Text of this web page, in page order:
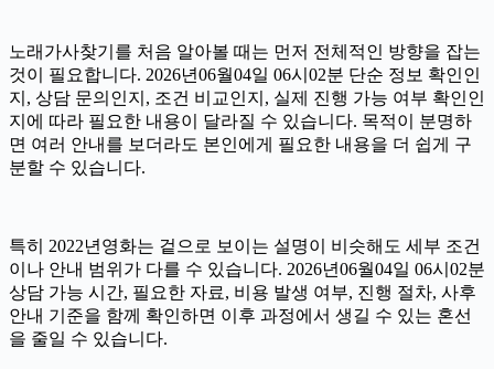
노래가사찾기를 처음 알아볼 때는 먼저 전체적인 방향을 잡는
것이 필요합니다. 2026년06월04일 06시02분 단순 정보 확인인
지, 상담 문의인지, 조건 비교인지, 실제 진행 가능 여부 확인인
지에 따라 필요한 내용이 달라질 수 있습니다. 목적이 분명하
면 여러 안내를 보더라도 본인에게 필요한 내용을 더 쉽게 구
분할 수 있습니다.
특히 2022년영화는 겉으로 보이는 설명이 비슷해도 세부 조건
이나 안내 범위가 다를 수 있습니다. 2026년06월04일 06시02분
상담 가능 시간, 필요한 자료, 비용 발생 여부, 진행 절차, 사후
안내 기준을 함께 확인하면 이후 과정에서 생길 수 있는 혼선
을 줄일 수 있습니다.